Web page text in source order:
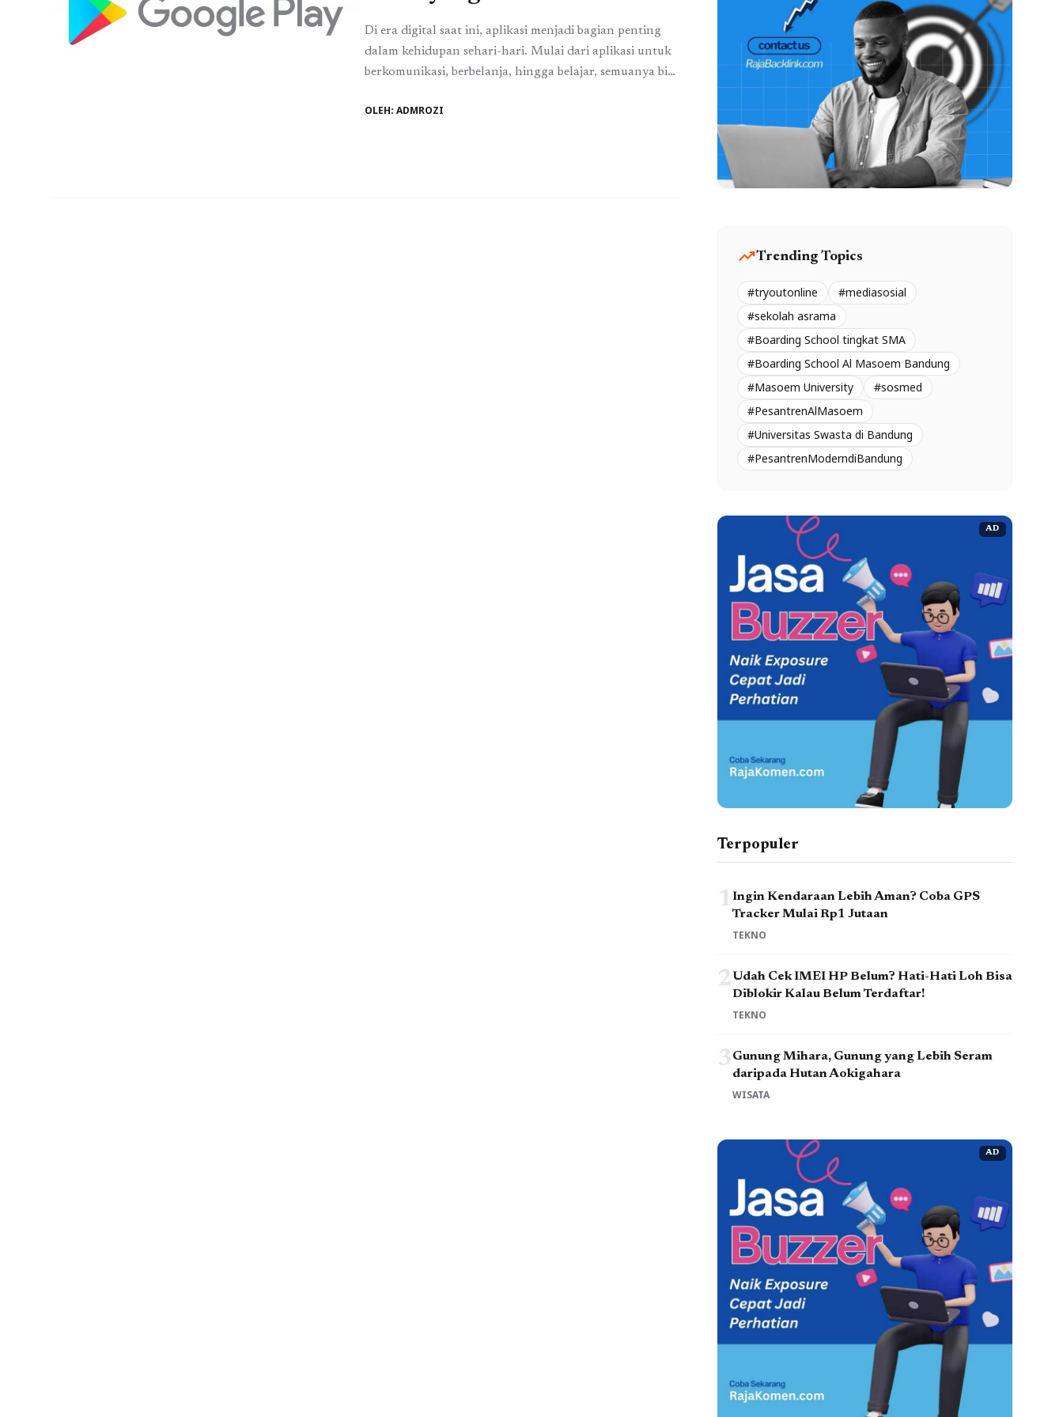
Di era digital saat ini, aplikasi menjadi bagian penting
dalam kehidupan sehari-hari. Mulai dari aplikasi untuk
berkomunikasi, berbelanja, hingga belajar, semuanya bisa
satu tempat terbaik untuk mendapatkan aplikasi adalah
OLEH: ADMROZI
trending_upTrending Topics
#tryoutonline
#mediasosial
#sekolah asrama
#Boarding School tingkat SMA
#Boarding School Al Masoem Bandung
#Masoem University
#sosmed
#PesantrenAlMasoem
#Universitas Swasta di Bandung
#PesantrenModerndiBandung
AD
Terpopuler
1Ingin Kendaraan Lebih Aman? Coba GPS
Tracker Mulai Rp1 Jutaan
TEKNO
2Udah Cek IMEI HP Belum? Hati-Hati Loh Bisa
Diblokir Kalau Belum Terdaftar!
TEKNO
3Gunung Mihara, Gunung yang Lebih Seram
daripada Hutan Aokigahara
WISATA
AD